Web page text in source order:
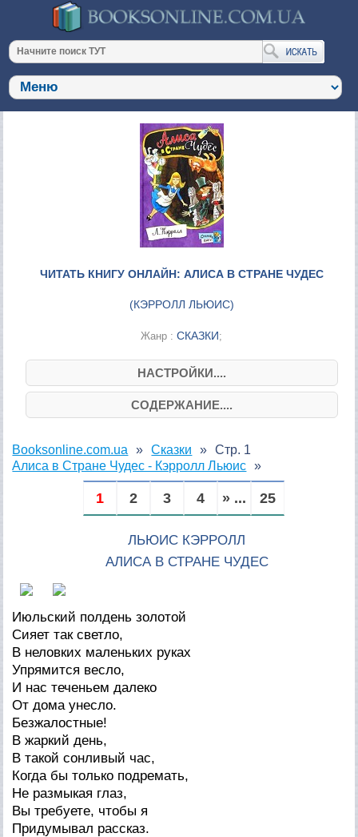
ЧИТАТЬ КНИГУ ОНЛАЙН: АЛИСА В СТРАНЕ ЧУДЕС
(КЭРРОЛЛ ЛЬЮИС)
Жанр :СКАЗКИ;
НАСТРОЙКИ....
СОДЕРЖАНИЕ....
Booksonline.com.ua
Сказки
Алиса в Стране Чудес - Кэрролл Льюис
Стр. 1
1 2 3 4 » ... 25
ЛЬЮИС КЭРРОЛЛ
АЛИСА В СТРАНЕ ЧУДЕС
Июльский полдень золотой
Сияет так светло,
В неловких маленьких руках
Упрямится весло,
И нас теченьем далеко
От дома унесло.
Безжалостные!
В жаркий день,
В такой сонливый час,
Когда бы только подремать,
Не размыкая глаз,
Вы требуете, чтобы я
Придумывал рассказ.